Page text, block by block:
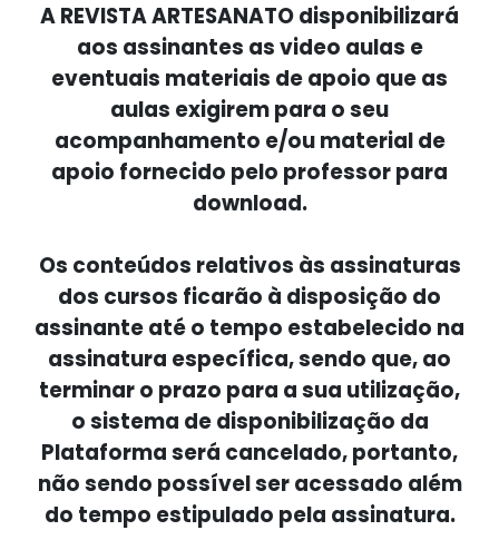
A REVISTA ARTESANATO disponibilizará
aos assinantes as video aulas e
eventuais materiais de apoio que as
aulas exigirem para o seu
acompanhamento e/ou material de
apoio fornecido pelo professor para
download.
Os conteúdos relativos às assinaturas
dos cursos ficarão à disposição do
assinante até o tempo estabelecido na
assinatura específica, sendo que, ao
terminar o prazo para a sua utilização,
o sistema de disponibilização da
Plataforma será cancelado, portanto,
não sendo possível ser acessado além
do tempo estipulado pela assinatura.